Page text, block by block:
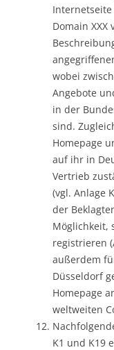
Domain
wobei
Angebote
in der
sind.
Homepage
auf ihr in
Vertrieb
(vgl. Anlage
der
Möglichkeit,
registrieren
außerdem
Düsseldorf
Homepage
weltweiten
K1 und K19